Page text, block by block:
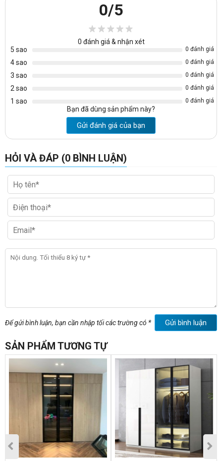
0/5
0 đánh giá & nhận xét
5 sao
0 đánh giá
4 sao 0 đánh giá
3 sao 0 đánh giá
2 sao 0 đánh giá
1 sao 0 đánh giá
Bạn đã dùng sản phẩm này?
Gửi đánh giá của bạn
HỎI VÀ ĐÁP (0 BÌNH LUẬN)
Để gửi bình luận, bạn cần nhập tối các trường có * Gửi bình luận
SẢN PHẨM TƯƠNG TỰ